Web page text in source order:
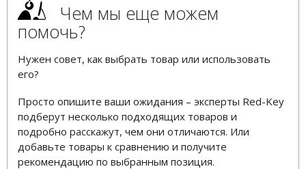
Чем мы еще можем
помочь?
Нужен совет, как выбрать товар или использовать
его?
Просто опишите ваши ожидания – эксперты Red-Key
подберут несколько подходящих товаров и
подробно расскажут, чем они отличаются. Или
добавьте товары к сравнению и получите
рекомендацию по выбранным позиция.